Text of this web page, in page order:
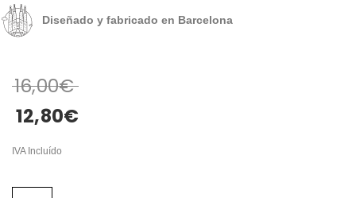
Diseñado y fabricado en Barcelona
16,00€
12,80€
IVA Incluído